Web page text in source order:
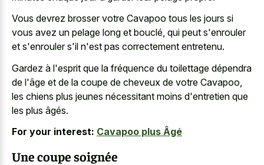
Vous devrez brosser votre Cavapoo tous les jours si
vous avez un pelage long et bouclé, qui peut s'enrouler
et s'enrouler s'il n'est pas correctement entretenu.
Gardez à l'esprit que la fréquence du toilettage dépendra
de l'âge et de la coupe de cheveux de votre Cavapoo,
les chiens plus jeunes nécessitant moins d'entretien que
les plus âgés.
For your interest: Cavapoo plus Âgé
Une coupe soignée